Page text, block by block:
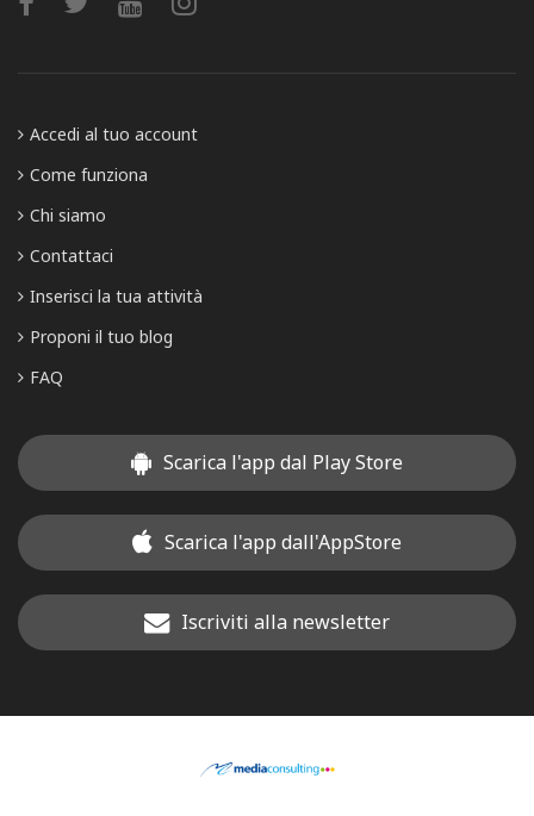
Accedi al tuo account
Come funziona
Chi siamo
Contattaci
Inserisci la tua attività
Proponi il tuo blog
FAQ
Scarica l'app dal Play Store
Scarica l'app dall'AppStore
Iscriviti alla newsletter